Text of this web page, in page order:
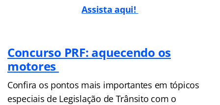
Assista aqui!
Concurso PRF: aquecendo os
motores
Confira os pontos mais importantes em tópicos
especiais de Legislação de Trânsito com o